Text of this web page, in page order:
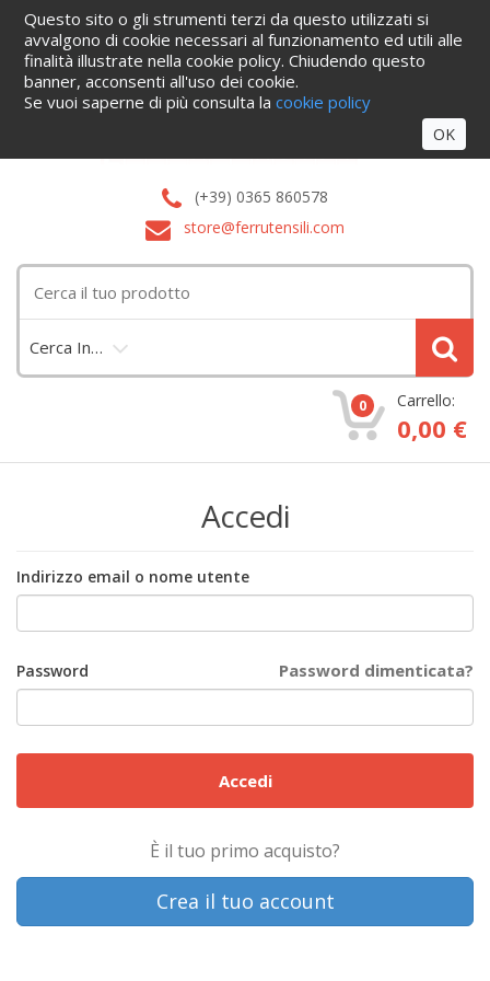
Home Informazioni Servizi Blog Azienda
Cataloghi
Contattaci
Accedi
(+39) 0365 860578
store@ferrutensili.com
Cerca In…
0 Carrello:
0,00 €
Accedi
Indirizzo email o nome utente
Password dimenticata?
Password
Accedi
È il tuo primo acquisto?
Crea il tuo account
Questo sito o gli strumenti terzi da questo utilizzati si
avvalgono di cookie necessari al funzionamento ed utili alle
finalità illustrate nella cookie policy. Chiudendo questo
banner, acconsenti all'uso dei cookie.
Se vuoi saperne di più consulta lacookie policy
OK